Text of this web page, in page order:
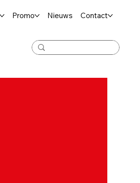
Promo Nieuws Contact